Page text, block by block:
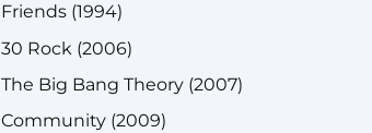
Friends (1994)
30 Rock (2006)
The Big Bang Theory (2007)
Community (2009)